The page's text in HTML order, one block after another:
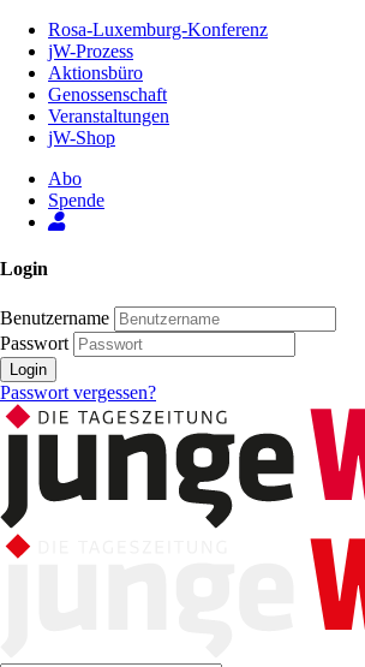
Inhalt
Seite
Rosa-Luxemburg-Konferenz
jW-Prozess
Aktionsbüro
Genossenschaft
Veranstaltungen
jW-Shop
Abo
Spende
Login
Benutzername
Passwort
Login
Passwort vergessen?